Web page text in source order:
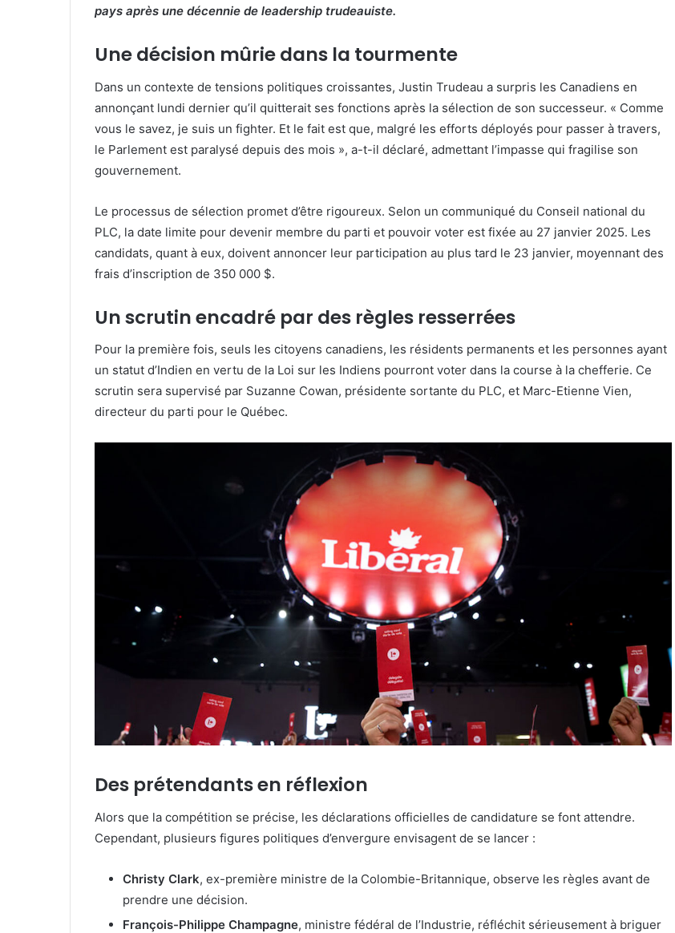
c
r
i
pays après une décennie de leadership trudeauiste.
Une décision mûrie dans la tourmente
Dans un contexte de tensions politiques croissantes, Justin Trudeau a surpris les Canadiens en
annonçant lundi dernier qu’il quitterait ses fonctions après la sélection de son successeur. « Comme
vous le savez, je suis un fighter. Et le fait est que, malgré les efforts déployés pour passer à travers,
le Parlement est paralysé depuis des mois », a-t-il déclaré, admettant l’impasse qui fragilise son
gouvernement.
Le processus de sélection promet d’être rigoureux. Selon un communiqué du Conseil national du
PLC, la date limite pour devenir membre du parti et pouvoir voter est fixée au 27 janvier 2025. Les
candidats, quant à eux, doivent annoncer leur participation au plus tard le 23 janvier, moyennant des
frais d’inscription de 350 000 $.
Un scrutin encadré par des règles resserrées
Pour la première fois, seuls les citoyens canadiens, les résidents permanents et les personnes ayant
un statut d’Indien en vertu de la Loi sur les Indiens pourront voter dans la course à la chefferie. Ce
scrutin sera supervisé par Suzanne Cowan, présidente sortante du PLC, et Marc-Etienne Vien,
directeur du parti pour le Québec.
Des prétendants en réflexion
Alors que la compétition se précise, les déclarations officielles de candidature se font attendre.
Cependant, plusieurs figures politiques d’envergure envisagent de se lancer :
Christy Clark, ex-première ministre de la Colombie-Britannique, observe les règles avant de
prendre une décision.
François-Philippe Champagne, ministre fédéral de l’Industrie, réfléchit sérieusement à briguer